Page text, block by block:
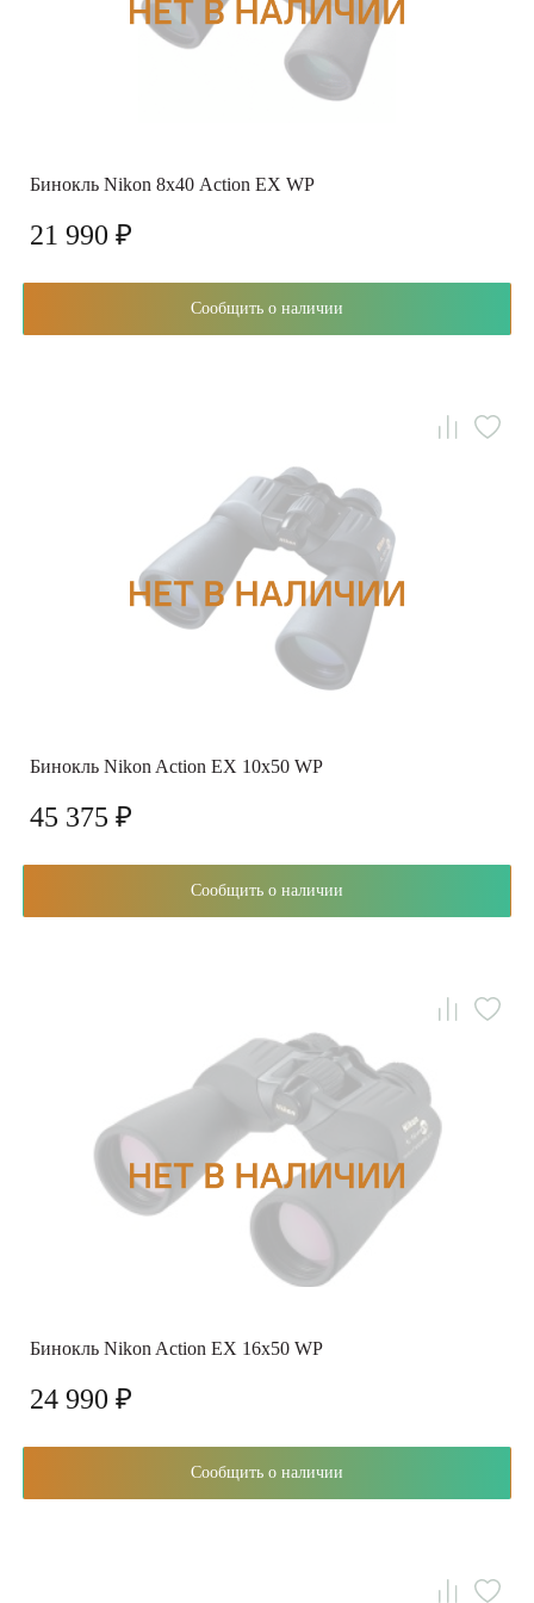
Бинокль Nikon 8х40 Action EX WP
21 990 ₽
Сообщить о наличии
Бинокль Nikon Action EX 10x50 WP
45 375 ₽
Сообщить о наличии
Бинокль Nikon Action EX 16x50 WP
24 990 ₽
Сообщить о наличии